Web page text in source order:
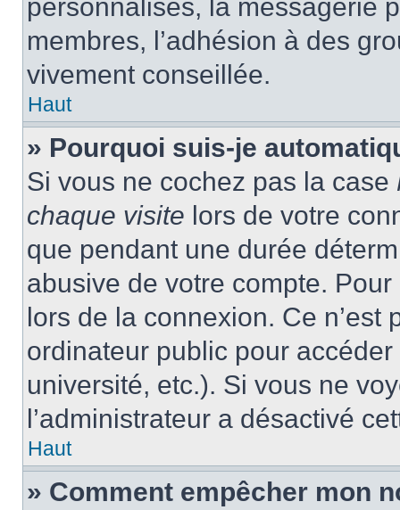
personnalisés, la messagerie
membres, l’adhésion à des
vivement conseillée.
Haut
» Pourquoi suis-je
Si vous ne cochez pas la case
chaque visite lors de votre
que pendant une durée
abusive de votre compte.
lors de la connexion. Ce
ordinateur public pour
université, etc.). Si vous ne
l’administrateur a désactivé
Haut
» Comment empêcher mon